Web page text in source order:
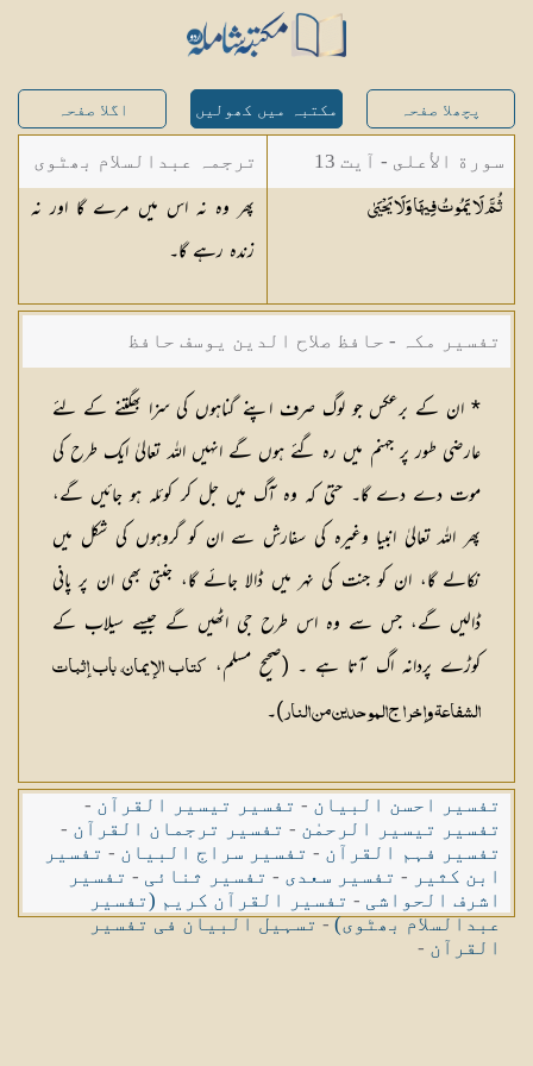
پچھلا صفحہ مکتبہ میں کھولیں اگلا صفحہ
سورة الأعلى - آیت 13
ثُمَّ لَا يَمُوتُ فِيهَا وَلَايَحْيَىٰ
ترجمہ عبدالسلام بھٹوی
- عبدالسلام بن محمد
پھر وہ نہ اس میں مرے گا اور نہ
زندہ رہے گا۔
تفسیر مکہ - حافظ صلاح الدین یوسف حافظ
* ان کے برعکس جو لوگ صرف اپنے گناہوں کی سزا بھگتنے کے لئے
عارضی طور پر جہنم میں رہ گئے ہوں گے انہیں اللہ تعالیٰ ایک طرح کی
موت دے دے گا۔ حتیٰ کہ وہ آگ میں جل کر کوئلہ ہو جائیں گے،
پھر اللہ تعالیٰ انبیا وغیرہ کی سفارش سے ان کو گروہوں کی شکل میں
نکالے گا، ان کو جنت کی نہر میں ڈالا جائے گا، جنتی بھی ان پر پانی
ڈالیں گے، جس سے وہ اس طرح جی اٹھیں گے جیسے سیلاب کے
کوڑے پردانہ اگ آتا ہے ۔ (صحيح مسلم، كتاب الإيمان، باب إثبات
الشفاعة وإخراج الموحدين من النار)۔
تفسیر احسن البیان - تفسیر تیسیر القرآن -
تفسیر تیسیر الرحمٰن - تفسیر ترجمان القرآن -
تفسیر فہم القرآن - تفسیر سراج البیان - تفسیر
ابن کثیر - تفسیر سعدی - تفسیر ثنائی - تفسیر
اشرف الحواشی - تفسیر القرآن کریم (تفسیر
عبدالسلام بھٹوی)-تسہیل البیان فی تفسیر
القرآن -